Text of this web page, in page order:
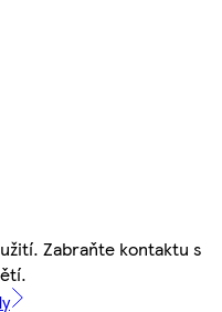
Zabraňte kontaktu s